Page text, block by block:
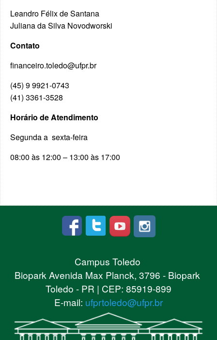
Leandro Félix de Santana
Juliana da Silva Novodworski
Contato
financeiro.toledo@ufpr.br
(45) 9 9921-0743
(41) 3361-3528
Horário de Atendimento
Segunda a sexta-feira
08:00 às 12:00 – 13:00 às 17:00
Campus Toledo
Biopark Avenida Max Planck, 3796 - Biopark
Toledo - PR | CEP: 85919-899
E-mail: ufprtoledo@ufpr.br